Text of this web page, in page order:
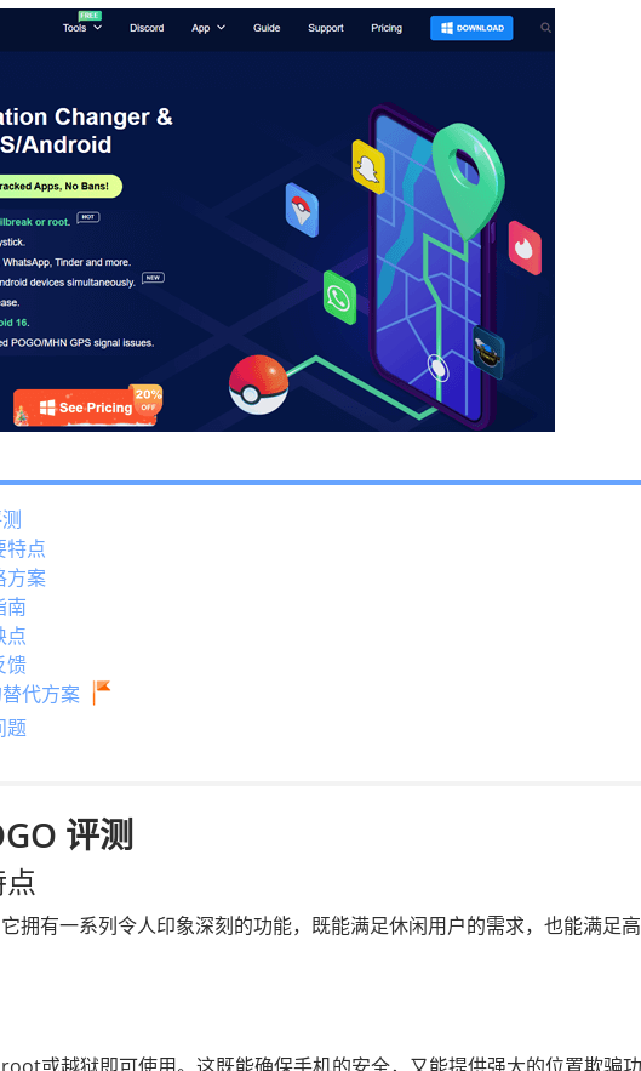
特点
方案
南
点
馈
代方案
题
评测
拥有一系列令人印象深刻的功能，既能满足休闲用户的需求，也能满足